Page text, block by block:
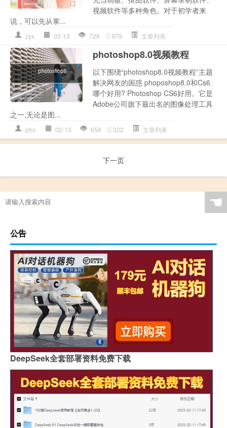
视频软件等多种角色。对于初学者来
说，可以先从掌...
zyx 02-13 728 979 文章列表
photoshop8.0视频教程
以下围绕“photoshop8.0视频教程”主题
解决网友的困惑 phoposhop8.0和Cs6
哪个好用? Photoshop CS6好用。它是
Adobe公司旗下最出名的图像处理工具
之一,无论是图...
pho 02-13 656 322 文章列表
下一页
☚
公告
DeepSeek全套部署资料免费下载